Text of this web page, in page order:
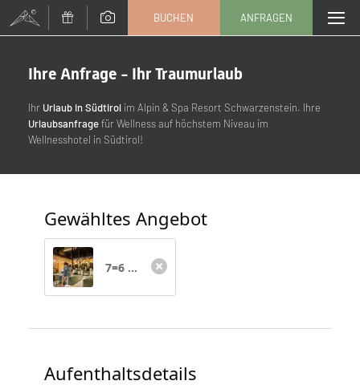
BUCHEN ANFRAGEN
Ihre Anfrage - Ihr Traumurlaub
Ihr Urlaub in Südtirol im Alpin & Spa Resort Schwarzenstein. Ihre
Urlaubsanfragefür Wellness auf höchstem Niveau im
Wellnesshotel in Südtirol!
Gewähltes Angebot
7=6 Spezial Angebot
Aufenthaltsdetails
Familie Herr Frau
Vorname Nachname*
E-Mail*
Einwilligung Marketing*